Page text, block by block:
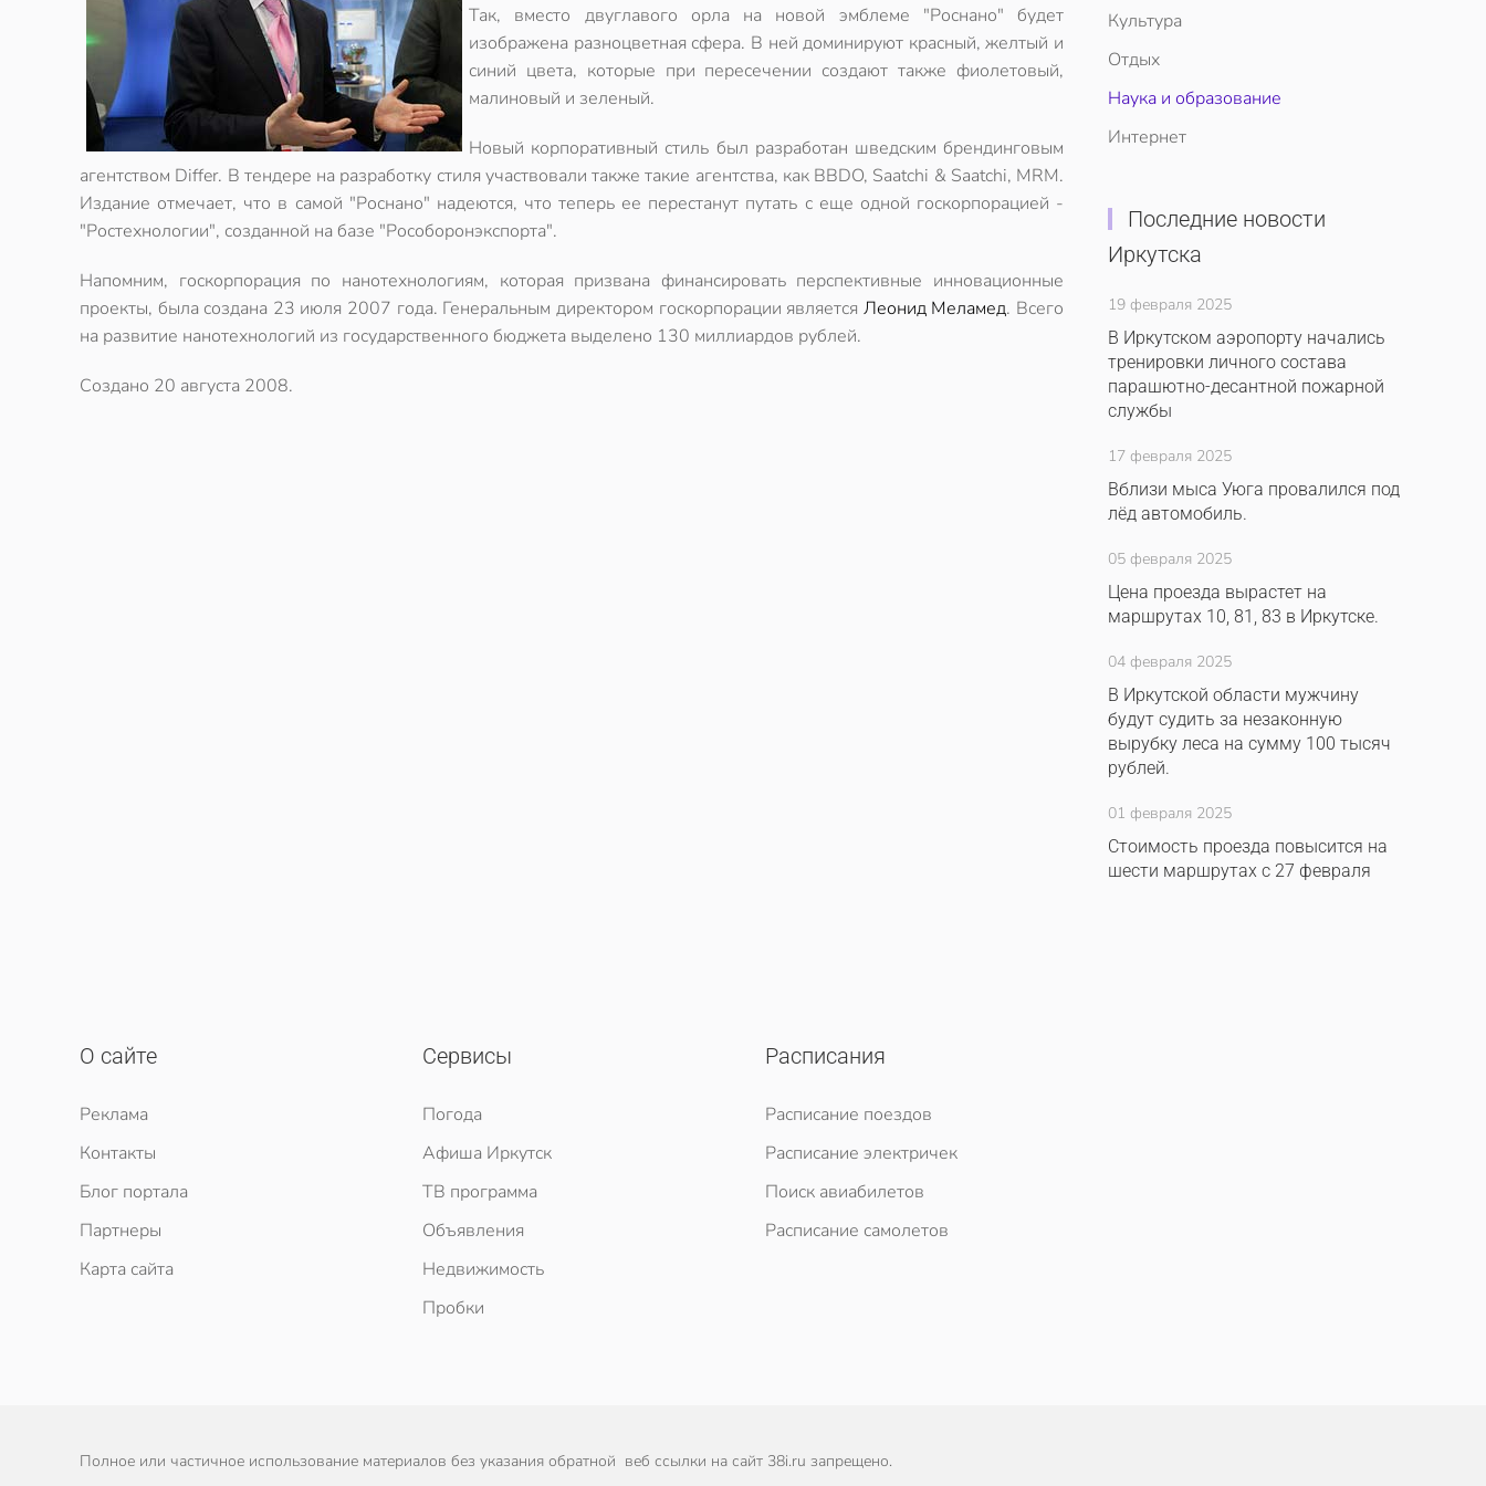
Так, вместо двуглавого орла на новой эмблеме "Роснано" будет
изображена разноцветная сфера. В ней доминируют красный, желтый и
синий цвета, которые при пересечении создают также фиолетовый,
малиновый и зеленый.
Новый корпоративный стиль был разработан шведским брендинговым
агентством Differ. В тендере на разработку стиля участвовали также такие агентства, как BBDO, Saatchi & Saatchi, MRM.
Издание отмечает, что в самой "Роснано" надеются, что теперь ее перестанут путать с еще одной госкорпорацией -
"Ростехнологии", созданной на базе "Рособоронэкспорта".
Напомним, госкорпорация по нанотехнологиям, которая призвана финансировать перспективные инновационные
проекты, была создана 23 июля 2007 года. Генеральным директором госкорпорации является Леонид Меламед. Всего
на развитие нанотехнологий из государственного бюджета выделено 130 миллиардов рублей.
Создано 20 августа 2008.
Культура
Отдых
Наука и образование
Интернет
Последние новости
Иркутска
19 февраля 2025
В Иркутском аэропорту начались
тренировки личного состава
парашютно-десантной пожарной
службы
17 февраля 2025
Вблизи мыса Уюга провалился под
лёд автомобиль.
05 февраля 2025
Цена проезда вырастет на
маршрутах 10, 81, 83 в Иркутске.
04 февраля 2025
В Иркутской области мужчину
будут судить за незаконную
вырубку леса на сумму 100 тысяч
рублей.
01 февраля 2025
Стоимость проезда повысится на
шести маршрутах с 27 февраля
О сайте
Реклама
Контакты
Блог портала
Партнеры
Карта сайта
Сервисы
Погода
Афиша Иркутск
ТВ программа
Объявления
Недвижимость
Пробки
Расписания
Расписание поездов
Расписание электричек
Поиск авиабилетов
Расписание самолетов
Полное или частичное использование материалов без указания обратной веб ссылки на сайт 38i.ru запрещено.